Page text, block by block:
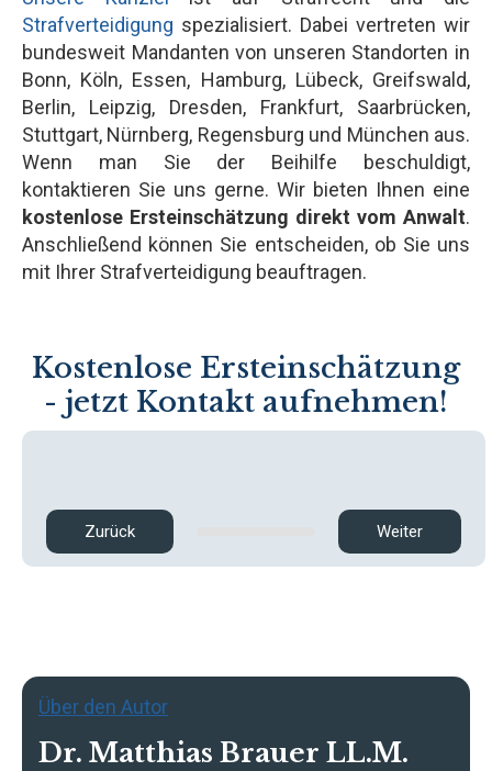
Strafverteidigung spezialisiert. Dabei vertreten wir
bundesweit Mandanten von unseren Standorten in
Bonn, Köln, Essen, Hamburg, Lübeck, Greifswald,
Berlin, Leipzig, Dresden, Frankfurt, Saarbrücken,
Stuttgart, Nürnberg, Regensburg und München aus.
Wenn man Sie der Beihilfe beschuldigt,
kontaktieren Sie uns gerne. Wir bieten Ihnen eine
kostenlose Ersteinschätzung direkt vom Anwalt.
Anschließend können Sie entscheiden, ob Sie uns
mit Ihrer Strafverteidigung beauftragen.
Kostenlose Ersteinschätzung
- jetzt Kontakt aufnehmen!
Zurück Weiter
Über den Autor
Dr. Matthias Brauer LL.M.